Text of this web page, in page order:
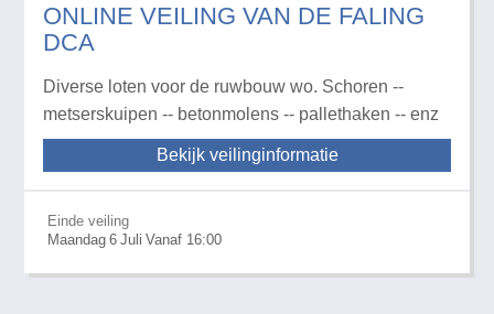
ONLINE VEILING VAN DE FALING
DCA
Diverse loten voor de ruwbouw wo. Schoren --
metserskuipen -- betonmolens -- pallethaken -- enz
Bekijk veilinginformatie
Einde veiling
Maandag 6 Juli Vanaf 16:00